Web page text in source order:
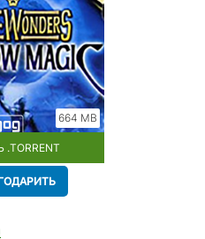
664 MB